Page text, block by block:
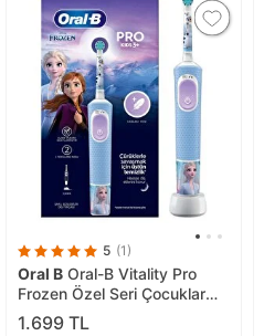
5 (1)
Oral B Oral-B Vitality Pro
Frozen Özel Seri Çocuklar
İçin Şarj Edilebilir Diş Fırçası
1.699 TL